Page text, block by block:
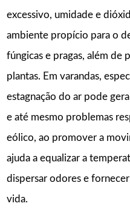
excessivo, umidade e
ambiente propício para o
fúngicas e pragas, além de
plantas. Em varandas,
estagnação do ar pode
e até mesmo problemas
eólico, ao promover a
ajuda a equalizar a
dispersar odores e
vida.